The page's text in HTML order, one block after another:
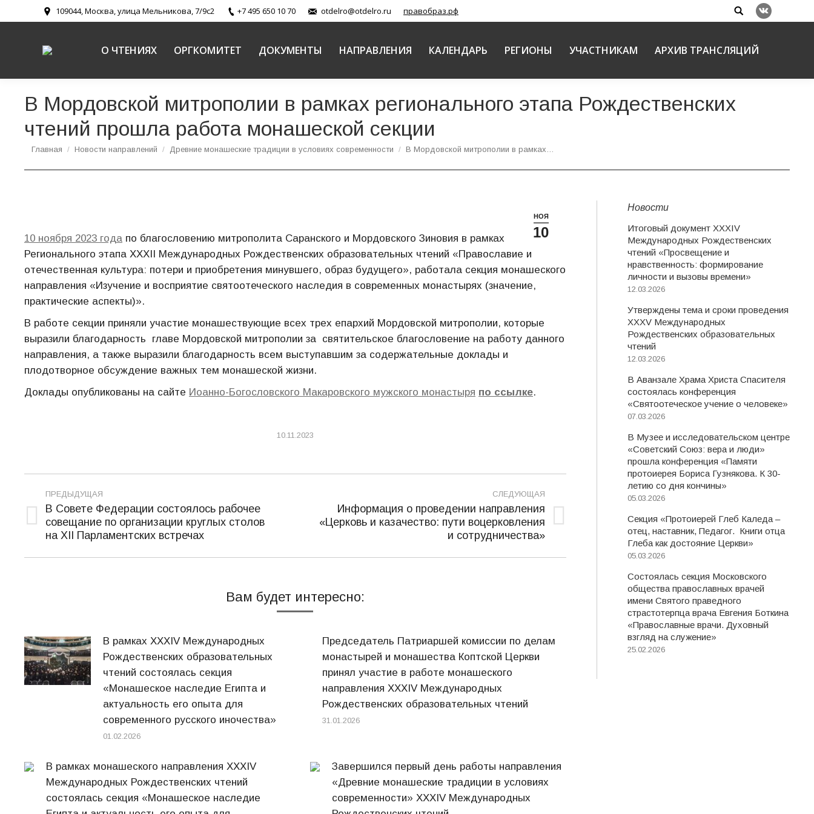
109044, Москва, улица Мельникова, 7/9с2 +7 495 650 10 70 otdelro@otdelro.ru правобраз.рф Search:
Вконтакте
О ЧТЕНИЯХ ОРГКОМИТЕТ ДОКУМЕНТЫ НАПРАВЛЕНИЯ КАЛЕНДАРЬ РЕГИОНЫ УЧАСТНИКАМ АРХИВ ТРАНСЛЯЦИЙ
В Мордовской митрополии в рамках регионального этапа Рождественских
чтений прошла работа монашеской секции
Вы здесь:
Главная Новости направлений Древние монашеские традиции в условиях современности В Мордовской митрополии в рамках…
НОЯ
10
10 ноября 2023 года по благословению митрополита Саранского и Мордовского Зиновия в рамках
Регионального этапа XXXII Международных Рождественских образовательных чтений «Православие и
отечественная культура: потери и приобретения минувшего, образ будущего», работала секция монашеского
направления «Изучение и восприятие святоотеческого наследия в современных монастырях (значение,
практические аспекты)».
В работе секции приняли участие монашествующие всех трех епархий Мордовской митрополии, которые
выразили благодарность главе Мордовской митрополии за святительское благословение на работу данного
направления, а также выразили благодарность всем выступавшим за содержательные доклады и
плодотворное обсуждение важных тем монашеской жизни.
Доклады опубликованы на сайте Иоанно-Богословского Макаровского мужского монастыря по ссылке.
10.11.2023
Навигация
по
записям
ПРЕДЫДУЩАЯ
Предыдущая
запись:
В Совете Федерации состоялось рабочее
совещание по организации круглых столов
на XII Парламентских встречах
СЛЕДУЮЩАЯ
Следующая
Информация о проведении направления
«Церковь и казачество: пути воцерковления
и сотрудничества»
Вам будет интересно:
В рамках XXXIV Международных
Рождественских образовательных
чтений состоялась секция
«Монашеское наследие Египта и
актуальность его опыта для
современного русского иночества»
01.02.2026
Председатель Патриаршей комиссии по делам
монастырей и монашества Коптской Церкви
принял участие в работе монашеского
направления XXXIV Международных
Рождественских образовательных чтений
31.01.2026
В рамках монашеского направления XXXIV
Международных Рождественских чтений
состоялась секция «Монашеское наследие
Завершился первый день работы направления
«Древние монашеские традиции в условиях
современности» XXXIV Международных
Новости
Итоговый документ XXХIV
Международных Рождественских
чтений «Просвещение и
нравственность: формирование
личности и вызовы времени»
12.03.2026
Утверждены тема и сроки проведения
XXXV Международных
Рождественских образовательных
чтений
12.03.2026
В Аванзале Храма Христа Спасителя
состоялась конференция
«Святоотеческое учение о человеке»
07.03.2026
В Музее и исследовательском центре
«Советский Союз: вера и люди»
прошла конференция «Памяти
протоиерея Бориса Гузнякова. К 30-
летию со дня кончины»
05.03.2026
Секция «Протоиерей Глеб Каледа –
отец, наставник, Педагог. Книги отца
Глеба как достояние Церкви»
05.03.2026
Состоялась секция Московского
общества православных врачей
имени Святого праведного
страстотерпца врача Евгения Боткина
«Православные врачи. Духовный
взгляд на служение»
25.02.2026